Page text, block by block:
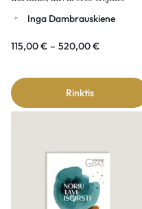
Inga Dambrauskiene
115,00€ – 520,00€
Rinktis